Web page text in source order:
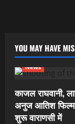
YOU MAY HAVE
News
काजल राघवानी,
अनुज आतिश फिल्म
शुरू वाराणसी में